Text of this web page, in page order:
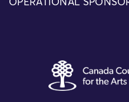
OPERATIONAL